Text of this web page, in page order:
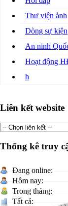
Thư viện ảnh
Dòng sự kiện
An ninh
Hoạt động
h
Liên kết website
Thống kê truy
Đang online:
Hôm nay:
Trong tháng:
Tất cả: